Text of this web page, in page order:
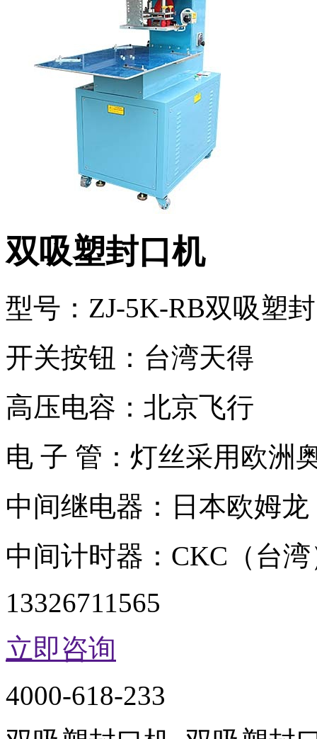
双吸塑封口机
型号：ZJ-5K-RB双吸塑
开关按钮：台湾天得
高压电容：北京飞行
电 子 管：灯丝采用欧洲
中间继电器：日本欧姆龙
中间计时器：CKC（台湾
13326711565
立即咨询
4000-618-233